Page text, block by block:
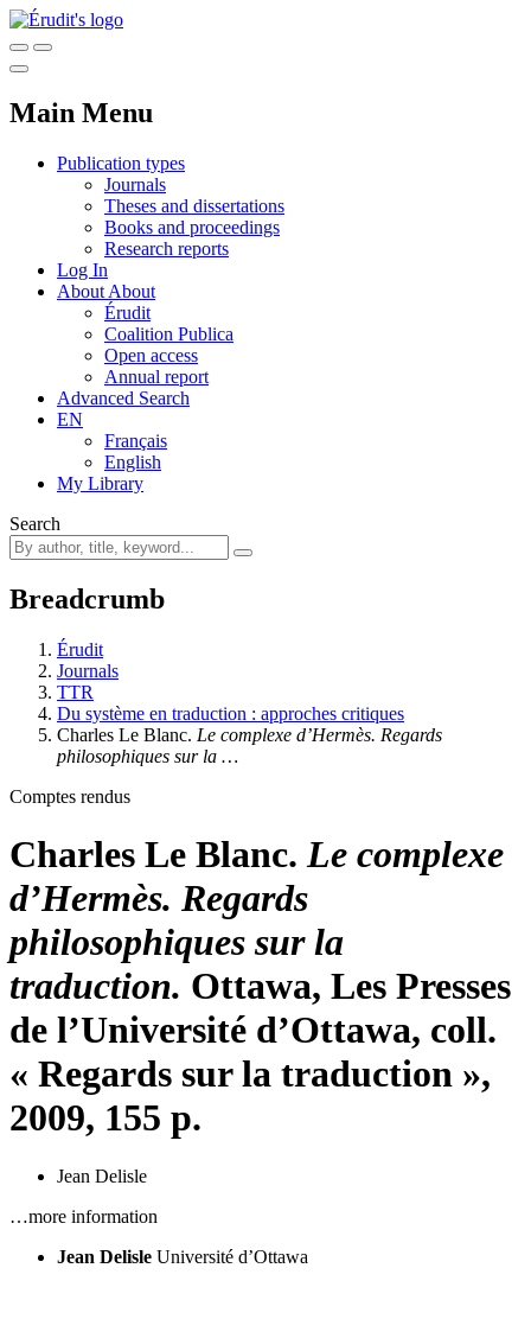
Main Menu
Publication types
Journals
Theses and dissertations
Books and proceedings
Research reports
Log In
About About
Érudit
Coalition Publica
Open access
Annual report
Advanced Search
EN
Français
English
My Library
Search
Breadcrumb
Érudit
Journals
TTR
Du système en traduction : approches critiques
Charles Le Blanc. Le complexe d’Hermès. Regards
philosophiques sur la …
Comptes rendus
Charles Le Blanc. Le complexe
d’Hermès. Regards
philosophiques sur la
traduction. Ottawa, Les Presses
de l’Université d’Ottawa, coll.
« Regards sur la traduction »,
2009, 155 p.
Jean Delisle
…more information
Jean Delisle Université d’Ottawa